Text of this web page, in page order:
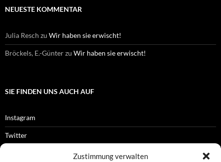
Zustimmung verwalten
NEUESTE KOMMENTAR
Julia Resch zu Wir haben sie erwischt!
Bröckels, E.-Günterzu Wir haben sie erwischt!
SIE FINDEN UNS AUCH AUF
Instagram
Twitter